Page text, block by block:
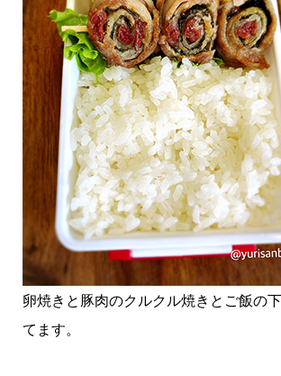
卵焼きと豚肉のクルクル焼きとご飯の
てます。